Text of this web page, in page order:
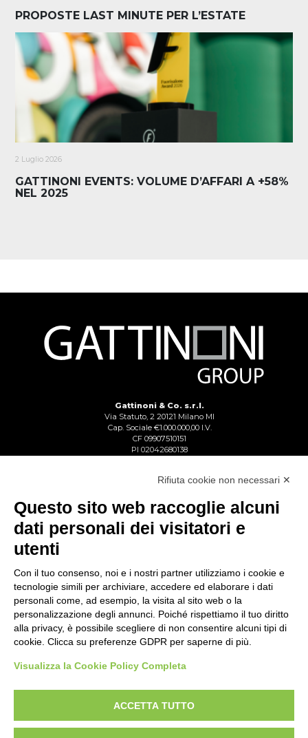
PROPOSTE LAST MINUTE PER L’ESTATE
2 Luglio 2026
GATTINONI EVENTS: VOLUME D’AFFARI A +58%
NEL 2025
Gattinoni & Co. s.r.l.
Via Statuto, 2 20121 Milano MI
Cap. Sociale €1.000.000,00 I.V.
CF 09907510151
PI 02042680138
Copyright © Gattinoni & Co. s.r.l. All rights reserved
Rifiuta cookie non necessari ✕
Questo sito web raccoglie alcuni
dati personali dei visitatori e
utenti
Con il tuo consenso, noi e i nostri partner utilizziamo i cookie e
tecnologie simili per archiviare, accedere ed elaborare i dati
personali come, ad esempio, la visita al sito web o la
personalizzazione degli annunci. Poiché rispettiamo il tuo diritto
alla privacy, è possibile scegliere di non consentire alcuni tipi di
cookie. Clicca su preferenze GDPR per saperne di più.
Visualizza la Cookie Policy Completa
ACCETTA TUTTO